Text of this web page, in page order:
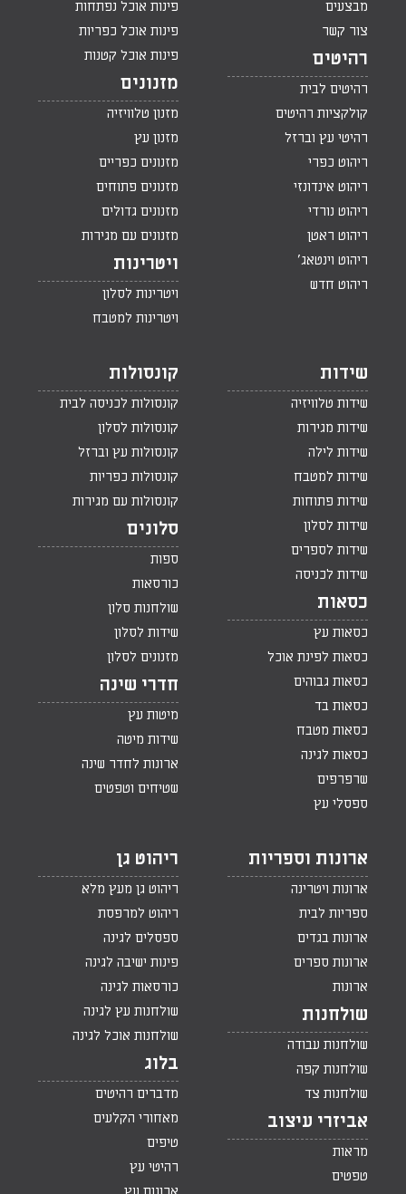
מבצעים
צור קשר
רהיטים
רהיטים לבית
קולקציות רהיטים
רהיטי עץ וברזל
ריהוט כפרי
ריהוט אינדונזי
ריהוט נורדי
ריהוט ראטן
ריהוט וינטאג'
ריהוט חדש
פינות אוכל נפתחות
פינות אוכל כפריות
פינות אוכל קטנות
מזנונים
מזנון טלוויזיה
מזנון עץ
מזנונים כפריים
מזנונים פתוחים
מזנונים גדולים
מזנונים עם מגירות
ויטרינות
ויטרינות לסלון
ויטרינות למטבח
שידות
שידות טלוויזיה
שידות מגירות
שידות לילה
שידות למטבח
שידות פתוחות
שידות לסלון
שידות לספרים
שידות לכניסה
כסאות
כסאות עץ
כסאות לפינת אוכל
כסאות גבוהים
כסאות בד
כסאות מטבח
כסאות לגינה
שרפרפים
ספסלי עץ
קונסולות
קונסולות לכניסה לבית
קונסולות לסלון
קונסולות עץ וברזל
קונסולות כפריות
קונסולות עם מגירות
סלונים
ספות
כורסאות
שולחנות סלון
שידות לסלון
מזנונים לסלון
חדרי שינה
מיטות עץ
שידות מיטה
ארונות לחדר שינה
שטיחים וטפטים
ארונות וספריות
ארונות ויטרינה
ספריות לבית
ארונות בגדים
ארונות ספרים
ארונות
שולחנות
שולחנות עבודה
שולחנות קפה
שולחנות צד
אביזרי עיצוב
מראות
טפטים
ריהוט גן
ריהוט גן מעץ מלא
ריהוט למרפסת
ספסלים לגינה
פינות ישיבה לגינה
כורסאות לגינה
שולחנות עץ לגינה
שולחנות אוכל לגינה
בלוג
מדברים רהיטים
מאחורי הקלעים
טיפים
רהיטי עץ